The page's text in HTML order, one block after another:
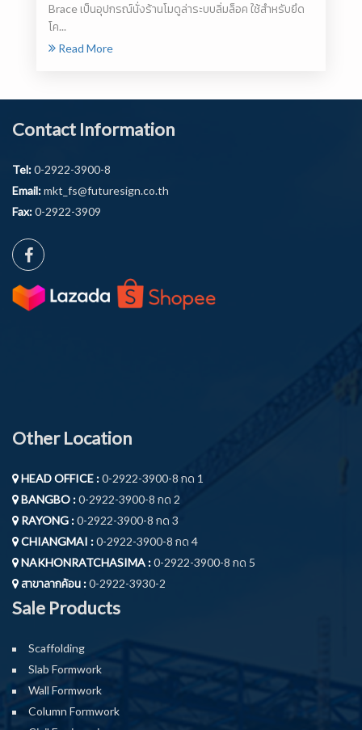
Brace เป็นอุปกรณ์นั่งร้านโมดูล่าระบบลิ่มล็อค ใช้สำหรับยึด
โค...
Read More
Contact Information
Tel:0-2922-3900-8
Email:mkt_fs@futuresign.co.th
Fax:0-2922-3909
Other Location
HEAD OFFICE :0-2922-3900-8 กด 1
BANGBO :0-2922-3900-8 กด 2
RAYONG :0-2922-3900-8 กด 3
CHIANGMAI :0-2922-3900-8 กด 4
NAKHONRATCHASIMA :0-2922-3900-8 กด 5
สาขาลากค้อน :0-2922-3930-2
Sale Products
Scaffolding
Slab Formwork
Wall Formwork
Column Formwork